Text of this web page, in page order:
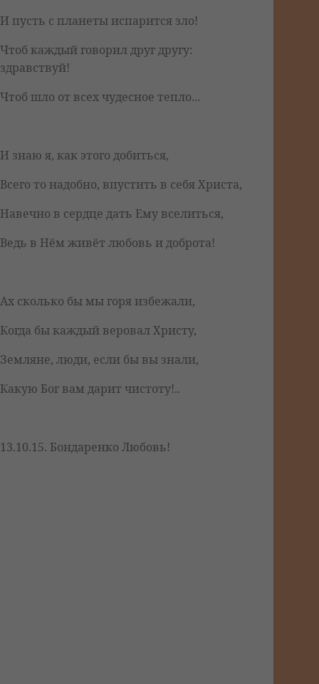
И пусть с планеты испарится зло!
Чтоб каждый говорил друг другу:
здравствуй!
Чтоб шло от всех чудесное тепло...
И знаю я, как этого добиться,
Всего то надобно, впустить в себя Христа,
Навечно в сердце дать Ему вселиться,
Ведь в Нём живёт любовь и доброта!
Ах сколько бы мы горя избежали,
Когда бы каждый веровал Христу,
Земляне, люди, если бы вы знали,
Какую Бог вам дарит чистоту!..
13.10.15. Бондаренко Любовь!